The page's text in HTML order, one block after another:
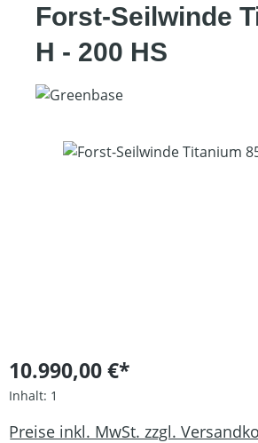
Forst-Seilwinde
H - 200 HS
Bildergalerie überspringen
10.990,00 €*
Inhalt: 1
Preise inkl. MwSt. zzgl.